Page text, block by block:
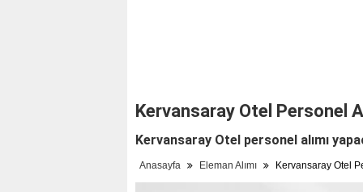
Kervansaray Otel Personel
Kervansaray Otel personel alımı
Anasayfa Eleman Alımı Kervansaray Otel